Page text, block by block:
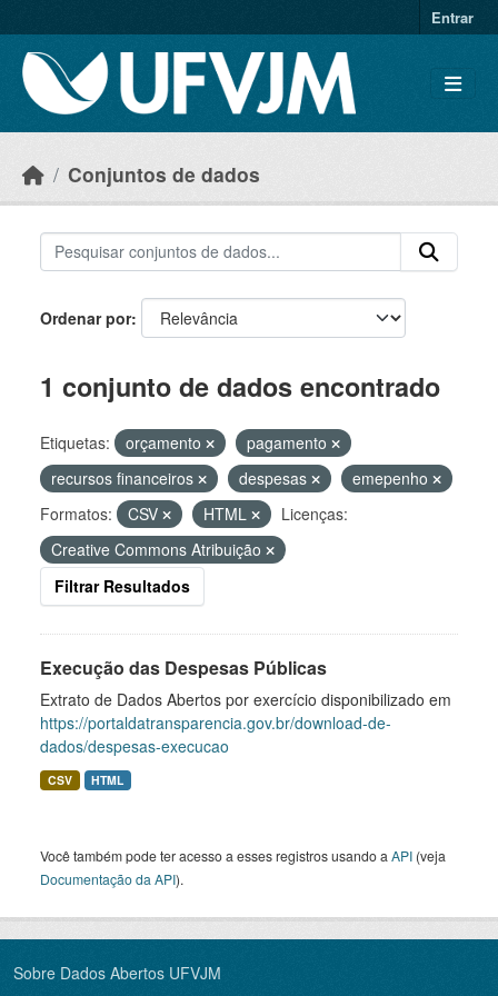
Entrar
Conjuntos de dados
Ordenar por
1 conjunto de dados encontrado
Etiquetas: orçamento
pagamento
recursos financeiros
despesas
emepenho
Formatos:
CSV HTML
Licenças:
Creative Commons Atribuição
Filtrar Resultados
Execução das Despesas Públicas
Extrato de Dados Abertos por exercício disponibilizado em
https://portaldatransparencia.gov.br/download-de-
dados/despesas-execucao
CSV HTML
Você também pode ter acesso a esses registros usando a API (veja
Documentação da API).
Sobre Dados Abertos UFVJM